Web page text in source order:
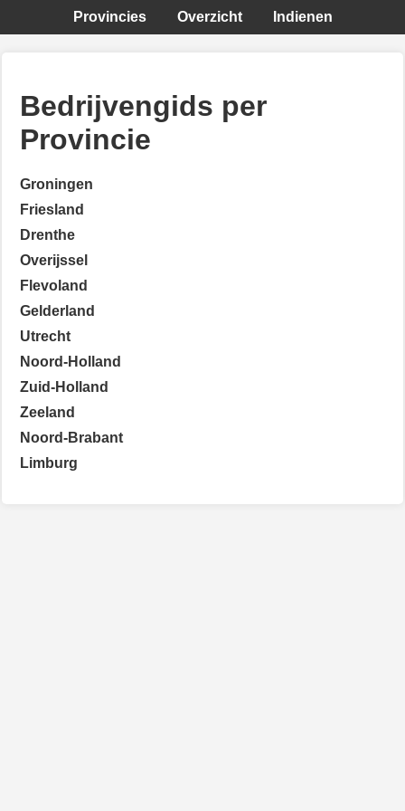
Provincies Overzicht Indienen
Bedrijvengids per
Provincie
Groningen
Friesland
Drenthe
Overijssel
Flevoland
Gelderland
Utrecht
Noord-Holland
Zuid-Holland
Zeeland
Noord-Brabant
Limburg